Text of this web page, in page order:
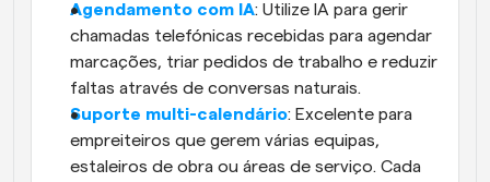
Agendamento com IA: Utilize IA para gerir
chamadas telefónicas recebidas para agendar
marcações, triar pedidos de trabalho e reduzir
faltas através de conversas naturais.
Suporte multi-calendário: Excelente para
empreiteiros que gerem várias equipas,
estaleiros de obra ou áreas de serviço. Cada